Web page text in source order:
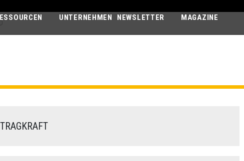
NEWSLETTER MAGAZINE
UNTERNEHMEN
AGRI PLUS